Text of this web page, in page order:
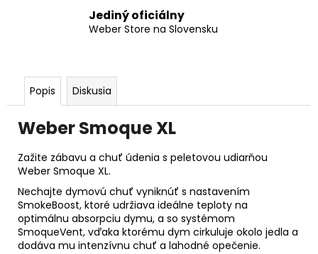
Jediný oficiálny
Weber Store na Slovensku
Popis Diskusia
Weber Smoque XL
Zažite zábavu a chuť údenia s peletovou udiarňou
Weber Smoque XL.
Nechajte dymovú chuť vyniknúť s nastavením
SmokeBoost, ktoré udržiava ideálne teploty na
optimálnu absorpciu dymu, a so systémom
SmoqueVent, vďaka ktorému dym cirkuluje okolo jedla a
dodáva mu intenzívnu chuť a lahodné opečenie.